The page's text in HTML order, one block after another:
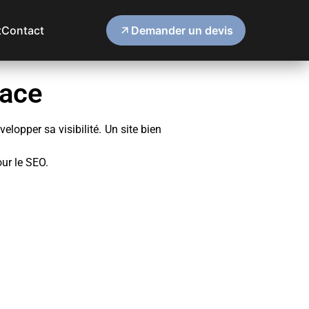
Contact Demander un devis
sa visibilité. Un site bien
le SEO.